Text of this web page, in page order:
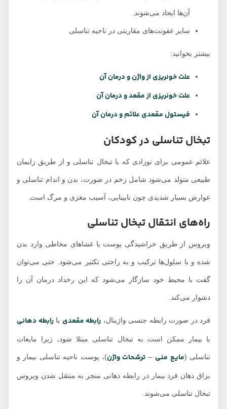
آن‌ها ایجاد می‌شوند.
سایر عفونت‌های مقاربتی در ناحیه تناسلی
بیشتر بخوانید:
علت خونریزی از واژن و درمان آن
علت خونریزی از مقعد و درمان آن
فیستول مقعدی علائم و درمان آن
تبخال تناسلی در کودکان
علائم عمومی برای نوزادی که با تبخال تناسلی و از طریق زایمان
طبیعی متولد می‌شود شامل زخم در صورت، بدن و اندام تناسلی و
عوارض بسیار شدیدی چون نابینایی، آسیب مغزی و مرگ است.
راه‌های انتقال تبخال تناسلی
ویروس از طریق خراشیدگی پوست یا غشاهای مخاطی وارد بدن
شده و با سلول‌ها ترکیب و به راحتی تکثیر می‌شود. حتی می‌توان
گفت با محیط خود سازگار می‌شود که این رخداد درمان آن را
دشوار می‌کند.
فرد در صورت رابطه جنسی واژینال،رابطه مقعدییارابطه دهانی
با بیمار ممکن است به تبخال تناسلی مبتلا شود، زیرا مایعات
تناسلی (مایع منی –ترشحات واژن )، پوست ناحیه تناسلی بیمار و
بزاق دهان فرد بیمار در رابطه دهانی منجر به منتقل شدن ویروس
تبخال تناسلی می‌شوند.